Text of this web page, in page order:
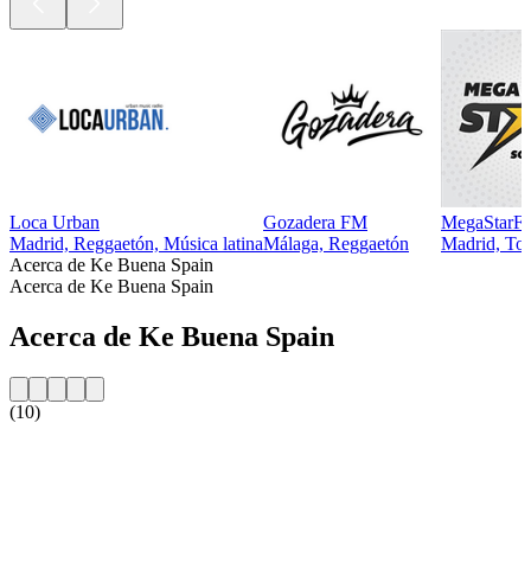
Loca Urban
Madrid, Reggaetón, Música latina
Gozadera FM
Málaga, Reggaetón
Madrid,
Acerca de Ke Buena Spain
Acerca de Ke Buena Spain
Acerca de Ke Buena Spain
(10)